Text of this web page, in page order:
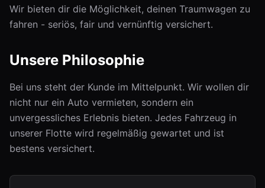
Wir bieten dir die Möglichkeit, deinen Traumwagen zu
fahren - seriös, fair und vernünftig versichert.
Unsere Philosophie
Bei uns steht der Kunde im Mittelpunkt. Wir wollen dir
nicht nur ein Auto vermieten, sondern ein
unvergessliches Erlebnis bieten. Jedes Fahrzeug in
unserer Flotte wird regelmäßig gewartet und ist
bestens versichert.